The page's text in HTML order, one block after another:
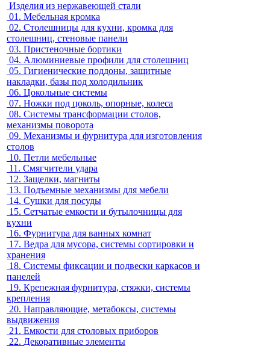
Изделия из нержавеющей стали
01. Мебельная кромка
02. Столешницы для кухни, кромка для
столешниц, стеновые панели
03. Пристеночные бортики
04. Алюминиевые профили для столешниц
05. Гигиенические поддоны, защитные
накладки, базы под холодильник
06. Цокольные системы
07. Ножки под цоколь, опорные, колеса
08. Системы трансформации столов,
механизмы поворота
09. Механизмы и фурнитура для изготовления
столов
10. Петли мебельные
11. Смягчители удара
12. Защелки, магниты
13. Подъемные механизмы для мебели
14. Сушки для посуды
15. Сетчатые емкости и бутылочницы для
кухни
16. Фурнитура для ванных комнат
17. Ведра для мусора, системы сортировки и
хранения
18. Системы фиксации и подвески каркасов и
панелей
19. Крепежная фурнитура, стяжки, системы
крепления
20. Направляющие, метабоксы, системы
выдвижения
21. Емкости для столовых приборов
22. Декоративные элементы